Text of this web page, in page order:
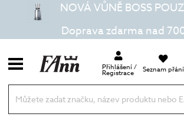
NOVÁ VŮNĚ BOSS
Doprava zdarma nad
Přihlášení /
Registrace Seznam přání